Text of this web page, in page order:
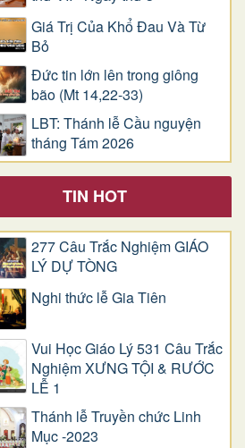
Giá Trị Của Khổ Ðau Và Từ
Bỏ
Đức tin lớn lên trong giông
bão (Mt 14,22-33)
LBT: Thánh lễ Cầu nguyện
tháng Tám 2026
TIN HOT
277 Câu Trắc Nghiệm GIÁO
LÝ DỰ TÒNG
Nghi thức lễ Gia Tiên
Vui Học Giáo Lý 531 Câu Trắc
Nghiệm XƯNG TỘI & RƯỚC
LỄ 1
Thánh lễ Truyền chức Linh
Mục -2023